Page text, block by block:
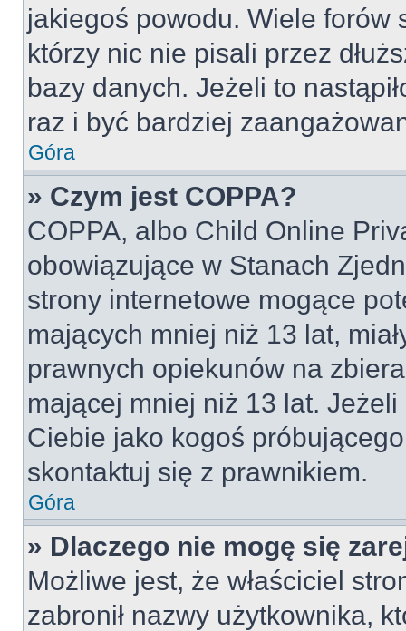
jakiegoś powodu. Wiele forów
którzy nic nie pisali przez
bazy danych. Jeżeli to
raz i być bardziej
Góra
» Czym jest COPPA?
COPPA, albo Child Online
obowiązujące w Stanach
strony internetowe mogące
mających mniej niż 13 lat,
prawnych opiekunów na
mającej mniej niż 13 lat.
Ciebie jako kogoś
skontaktuj się z prawnikiem.
Góra
» Dlaczego nie mogę się
Możliwe jest, że właściciel
zabronił nazwy użytkownika,